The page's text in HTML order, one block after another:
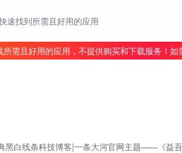
速找到所需且好用的应用
需且好用的应用，不提供购买和下载服务！
黑白线条科技博客|一条大河官网主题——《益